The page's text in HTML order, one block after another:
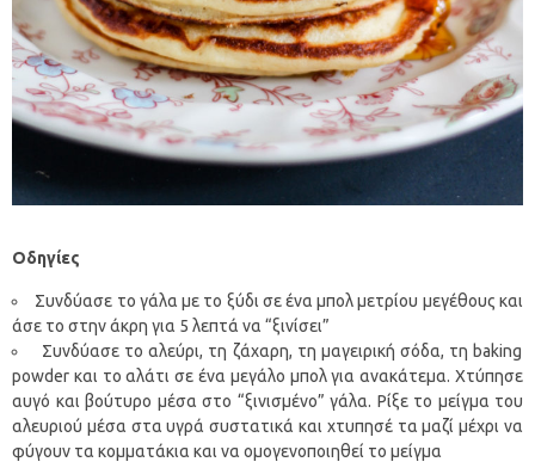
Οδηγίες
Συνδύασε το γάλα με το ξύδι σε ένα μπολ μετρίου μεγέθους και
άσε το στην άκρη για 5 λεπτά να “ξινίσει”
Συνδύασε το αλεύρι, τη ζάχαρη, τη μαγειρική σόδα, τη baking
powder και το αλάτι σε ένα μεγάλο μπολ για ανακάτεμα. Χτύπησε
αυγό και βούτυρο μέσα στο “ξινισμένο” γάλα. Ρίξε το μείγμα του
αλευριού μέσα στα υγρά συστατικά και χτυπησέ τα μαζί μέχρι να
φύγουν τα κομματάκια και να ομογενοποιηθεί το μείγμα